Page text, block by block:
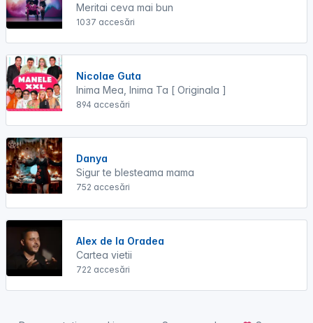
Meritai ceva mai bun
1037 accesări
Nicolae Guta
Inima Mea, Inima Ta [ Originala ]
894 accesări
Danya
Sigur te blesteama mama
752 accesări
Alex de la Oradea
Cartea vietii
722 accesări